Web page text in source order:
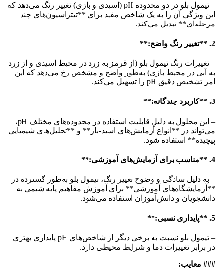
– تیمول بلو در دو محدوده pH (اسیدی و بازی) تغییر رنگ می‌دهد که
این ویژگی آن را به یک شاخص مفید برای **تیتراسیون‌های چند
مرحله‌ای** تبدیل می‌کند.
2. **تغییر رنگ واضح:**
– تغییرات رنگ تیمول بلو (از قرمز به زرد در محیط اسیدی و از زرد
به آبی در محیط بازی) به‌طور واضح و مشخص رخ می‌دهد که این
امر تشخیص دقیق pH را تسهیل می‌کند.
3. **کاربرد چندگانه:**
– این محلول به دلیل قابلیت استفاده در محدوده‌های مختلف pH،
می‌تواند در **انواع آزمایش‌های اسید-باز** و **تحلیل‌های شیمیایی
پیچیده** استفاده شود.
4. **مناسب برای آزمایش‌های آموزشی:**
– به دلیل سادگی و وضوح تغییر رنگ، تیمول بلو به‌طور گسترده در
**آزمایشگاه‌های آموزشی** برای آموزش مفاهیم پایه شیمی به
دانشجویان و دانش‌آموزان استفاده می‌شود.
5. **پایداری نسبی:**
– تیمول بلو نسبت به برخی دیگر از شاخص‌های pH پایداری بهتری
در برابر تغییرات دما و شرایط محیطی دارد.
### معایب: